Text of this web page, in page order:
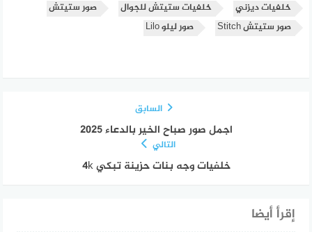
خلفيات ديزني
خلفيات ستيتش للجوال
صور ستيتش
صور ستيتش Stitch
صور ليلو Lilo
السابق
اجمل صور صباح الخير بالدعاء 2025
التالي
خلفيات وجه بنات حزينة تبكي 4k
إقرأ أيضا